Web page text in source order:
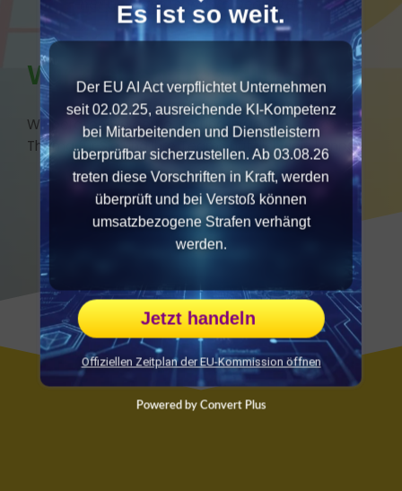
nur gelingen, sondern begeistern!
Wir freuen uns auf Sie!
Wir beraten Sie gerne, ob und inwiefern dieses
Thema für Sie und Ihre Teams nützlich sein kann.
Es ist so weit.
Der EU AI Act verpflichtet Unternehmen
seit 02.02.25, ausreichende KI-Kompetenz
bei Mitarbeitenden und Dienstleistern
überprüfbar sicherzustellen. Ab 03.08.26
treten diese Vorschriften in Kraft, werden
überprüft und bei Verstoß können
umsatzbezogene Strafen verhängt
werden.
Jetzt handeln
Offiziellen Zeitplan der EU-Kommission öffnen
Powered by Convert Plus